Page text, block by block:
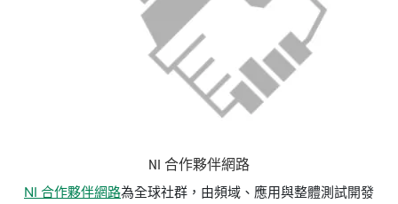
NI 合作夥伴網路
NI 合作夥伴網路為全球社群，由頻域、應用與整體測試開發